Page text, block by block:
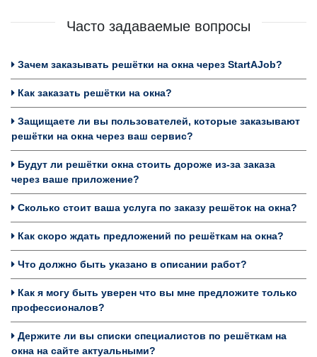
Часто задаваемые вопросы
Зачем заказывать решётки на окна через StartAJob?
Как заказать решётки на окна?
Защищаете ли вы пользователей, которые заказывают
решётки на окна через ваш сервис?
Будут ли решётки окна стоить дороже из-за заказа
через ваше приложение?
Сколько стоит ваша услуга по заказу решёток на окна?
Как скоро ждать предложений по решёткам на окна?
Что должно быть указано в описании работ?
Как я могу быть уверен что вы мне предложите только
профессионалов?
Держите ли вы списки специалистов по решёткам на
окна на сайте актуальными?